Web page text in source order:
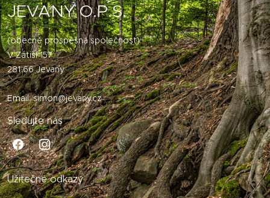
JEVANY O.P.S.
(obecně prospěšná společnost)
V Zátiší 157
281 66 Jevany
Email:simon@jevany.cz
Sledujte nás
Užitečné odkazy